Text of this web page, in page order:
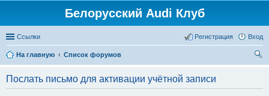
Белорусский Audi Клуб
Ссылки Вход
Регистрация
На главную
Список форумов
Послать письмо для активации учётной записи